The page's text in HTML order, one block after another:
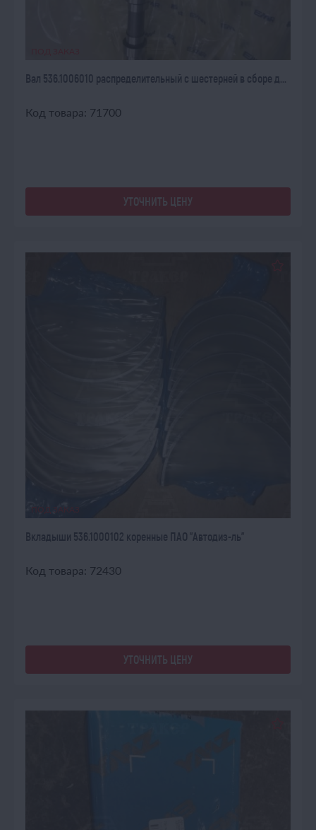
Вал 536.1006010 распределительный с шестерней в сборе д...
Код товара: 71700
УТОЧНИТЬ ЦЕНУ
ПОД ЗАКАЗ
Вкладыши 536.1000102 коренные ПАО "Автодиз-ль"
Код товара: 72430
УТОЧНИТЬ ЦЕНУ